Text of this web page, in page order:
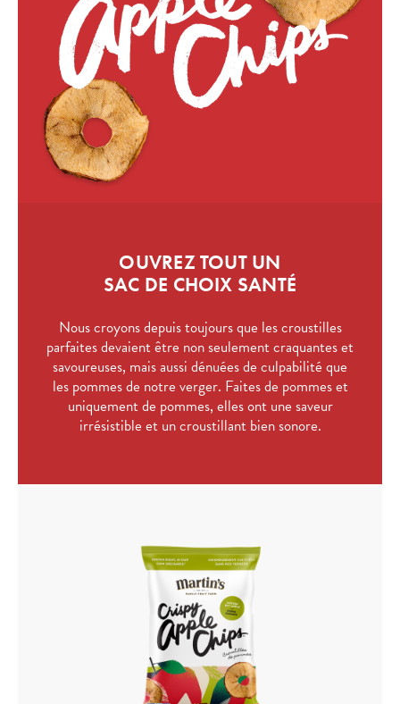
OUVREZ TOUT UN
SAC DE CHOIX SANTÉ
Nous croyons depuis toujours que les croustilles
parfaites devaient être non seulement craquantes et
savoureuses, mais aussi dénuées de culpabilité que
les pommes de notre verger. Faites de pommes et
uniquement de pommes, elles ont une saveur
irrésistible et un croustillant bien sonore.